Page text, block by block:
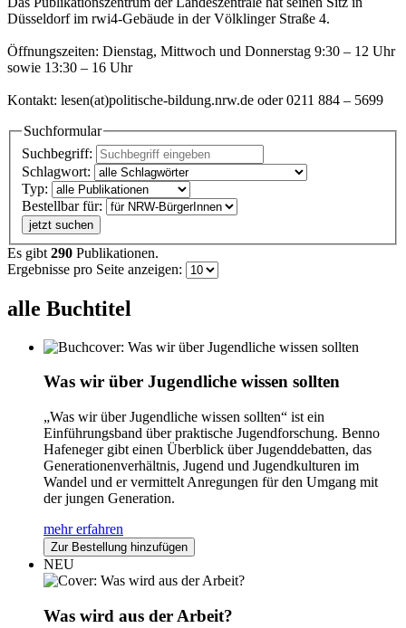
Düsseldorf im rwi4-Gebäude in der Völklinger Straße 4.
Öffnungszeiten: Dienstag, Mittwoch und Donnerstag 9:30 – 12 Uhr
sowie 13:30 – 16 Uhr
Kontakt: lesen(at)politische-bildung.nrw.de oder 0211 884 – 5699
Suchformular
Suchbegriff:
Schlagwort:
Typ:
Bestellbar für:
jetzt suchen
Es gibt 290 Publikationen.
Ergebnisse pro Seite anzeigen:
alle Buchtitel
Was wir über Jugendliche wissen sollten
„Was wir über Jugendliche wissen sollten“ ist ein
Einführungsband über praktische Jugendforschung. Benno
Hafeneger gibt einen Überblick über Jugenddebatten, das
Generationenverhältnis, Jugend und Jugendkulturen im
Wandel und er vermittelt Anregungen für den Umgang mit
der jungen Generation.
mehr erfahren
Zur Bestellung hinzufügen
NEU
Was wird aus der Arbeit?